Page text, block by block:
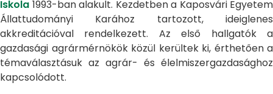
Iskola 1993-ban alakult. Kezdetben a Kaposvári Egyetem
Állattudományi Karához tartozott, ideiglenes
akkreditációval rendelkezett. Az első hallgatók a
gazdasági agrármérnökök közül kerültek ki, érthetően a
témaválasztásuk az agrár- és élelmiszergazdasághoz
kapcsolódott.